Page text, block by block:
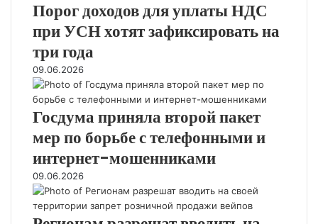
щ
и
з
р
о
с
л
ы
п
р
и
т
с
т
и
з
а
в
с
и
т
т
р
а
з
о
с
л
у
ж
и
а
н
и
ю
ж
д
х
о
д
а
м
и
г
о
с
л
у
ж
а
п
н
и
и
н
а
н
у
т
с
о
б
Порог доходов для уплаты НДС
при УСН хотят зафиксировать на
три года
09.06.2026
Госдума приняла второй пакет
мер по борьбе с телефонными и
интернет-мошенниками
09.06.2026